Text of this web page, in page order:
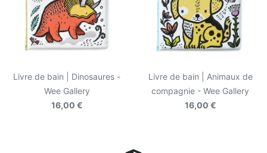
Livre de bain | Dinosaures -
Wee Gallery
16,00 €
Livre de bain | Animaux de
compagnie - Wee Gallery
16,00 €